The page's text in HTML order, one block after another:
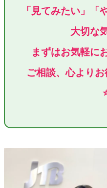
「見てみたい」「
大切な
まずはお気軽に
ご相談、心よりお